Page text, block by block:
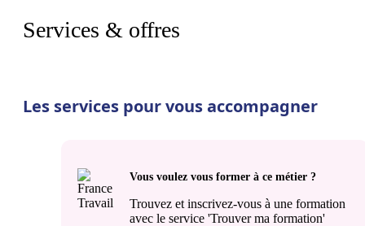
Services & offres
Les services pour vous accompagner
Vous voulez vous former à ce métier ?
Trouvez et inscrivez-vous à une formation
avec le service 'Trouver ma formation'